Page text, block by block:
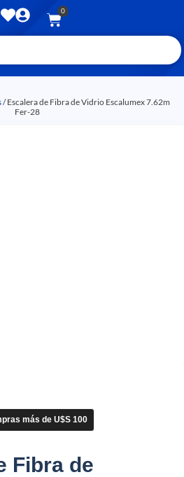
0
/ Escalera de Fibra de Vidrio Escalumex 7.62m
Fer-28
más de U$S 100
Fibra de